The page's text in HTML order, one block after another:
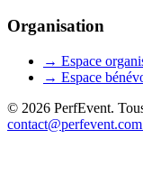
Organisation
→ Espace
→ Espace
© 2026 PerfEvent.
contact@perfevent.com